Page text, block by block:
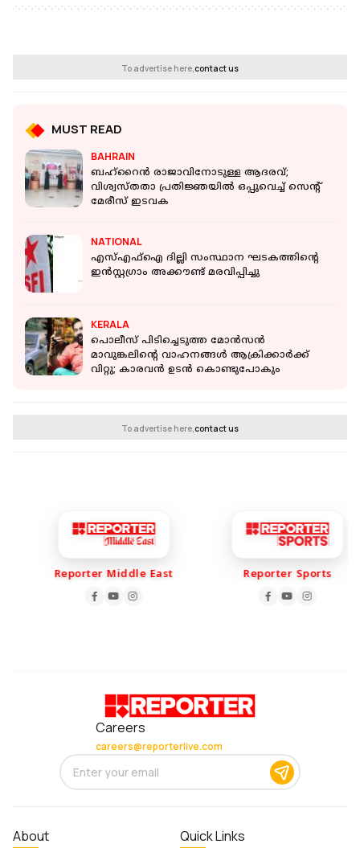
To advertise here, contact us
MUST READ
BAHRAIN
ബഹ്റൈൻ രാജാവിനോടുള്ള ആദരവ്;
വിശ്വസ്തതാ പ്രതിജ്ഞയിൽ ഒപ്പുവെച്ച് സെന്റ്
മേരീസ് ഇടവക
NATIONAL
എസ്എഫ്ഐ ദില്ലി സംസ്ഥാന ഘടകത്തിന്റെ
ഇൻസ്റ്റഗ്രാം അക്കൗണ്ട്‌ മരവിപ്പിച്ചു
KERALA
പൊലീസ് പിടിച്ചെടുത്ത മോന്‍സന്‍
മാവുങ്കലിന്റെ വാഹനങ്ങള്‍ ആക്രിക്കാര്‍ക്ക്
വിറ്റു; കാരവന്‍ ഉടന്‍ കൊണ്ടുപോകും
To advertise here, contact us
Reporter Middle East Reporter Sports
Careers
careers@reporterlive.com
About Quick Links